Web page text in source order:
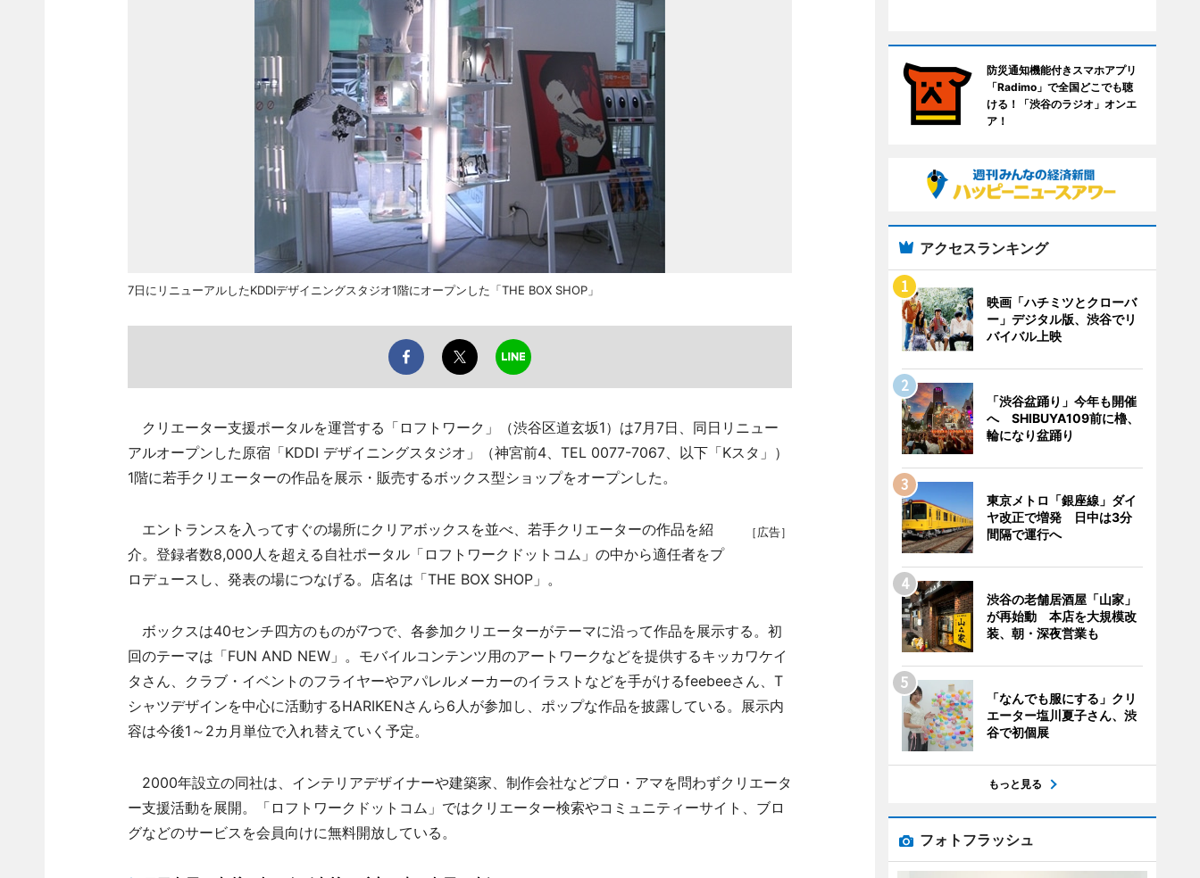
7日にリニューアルしたKDDIデザイニングスタジオ1階にオープンした「THE BOX SHOP」
クリエーター支援ポータルを運営する「ロフトワーク」（渋谷区道玄坂1）は7月7日、同日リニュー
アルオープンした原宿「KDDI デザイニングスタジオ」（神宮前4、TEL 0077-7067、以下「Kスタ」）
1階に若手クリエーターの作品を展示・販売するボックス型ショップをオープンした。
［広告］
エントランスを入ってすぐの場所にクリアボックスを並べ、若手クリエーターの作品を紹
介。登録者数8,000人を超える自社ポータル「ロフトワークドットコム」の中から適任者をプ
ロデュースし、発表の場につなげる。店名は「THE BOX SHOP」。
ボックスは40センチ四方のものが7つで、各参加クリエーターがテーマに沿って作品を展示する。初
回のテーマは「FUN AND NEW」。モバイルコンテンツ用のアートワークなどを提供するキッカワケイ
タさん、クラブ・イベントのフライヤーやアパレルメーカーのイラストなどを手がけるfeebeeさん、T
シャツデザインを中心に活動するHARIKENさんら6人が参加し、ポップな作品を披露している。展示内
容は今後1～2カ月単位で入れ替えていく予定。
2000年設立の同社は、インテリアデザイナーや建築家、制作会社などプロ・アマを問わずクリエータ
ー支援活動を展開。「ロフトワークドットコム」ではクリエーター検索やコミュニティーサイト、ブロ
グなどのサービスを会員向けに無料開放している。
防災通知機能付きスマホアプリ
「Radimo」で全国どこでも聴
ける！「渋谷のラジオ」オンエ
ア！
アクセスランキング
映画「ハチミツとクローバ
ー」デジタル版、渋谷でリ
バイバル上映
「渋谷盆踊り」今年も開催
へ SHIBUYA109前に櫓、
輪になり盆踊り
東京メトロ「銀座線」ダイ
ヤ改正で増発 日中は3分
間隔で運行へ
渋谷の老舗居酒屋「山家」
が再始動 本店を大規模改
装、朝・深夜営業も
「なんでも服にする」クリ
エーター塩川夏子さん、渋
谷で初個展
もっと見る
フォトフラッシュ